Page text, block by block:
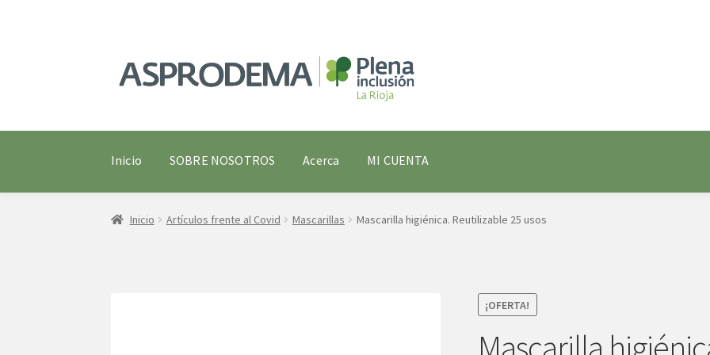
lacontenido
Inicio SOBRE NOSOTROS Acerca MI CUENTA
Inicio Artículos frente al Covid Mascarillas Mascarilla higiénica. Reutilizable 25 usos
¡OFERTA!